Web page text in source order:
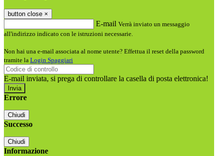
button close ×
E-mail Verrà inviato un messaggio
all'indirizzo indicato con le istruzioni necessarie.
Non hai una e-mail associata al nome utente? Effettua il reset della password
tramite la Login Spaggiari
E-mail inviata, si prega di controllare la casella di posta elettronica!
Errore
Chiudi
Successo
Chiudi
Informazione